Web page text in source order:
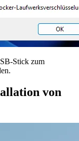
Stick zum
von